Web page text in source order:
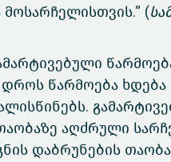
(
წარმოება ხდება
აღძრული
დაბრუნების